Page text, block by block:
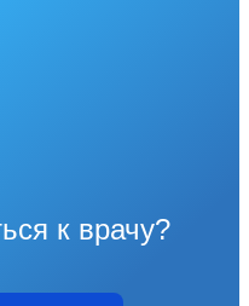
к врачу?